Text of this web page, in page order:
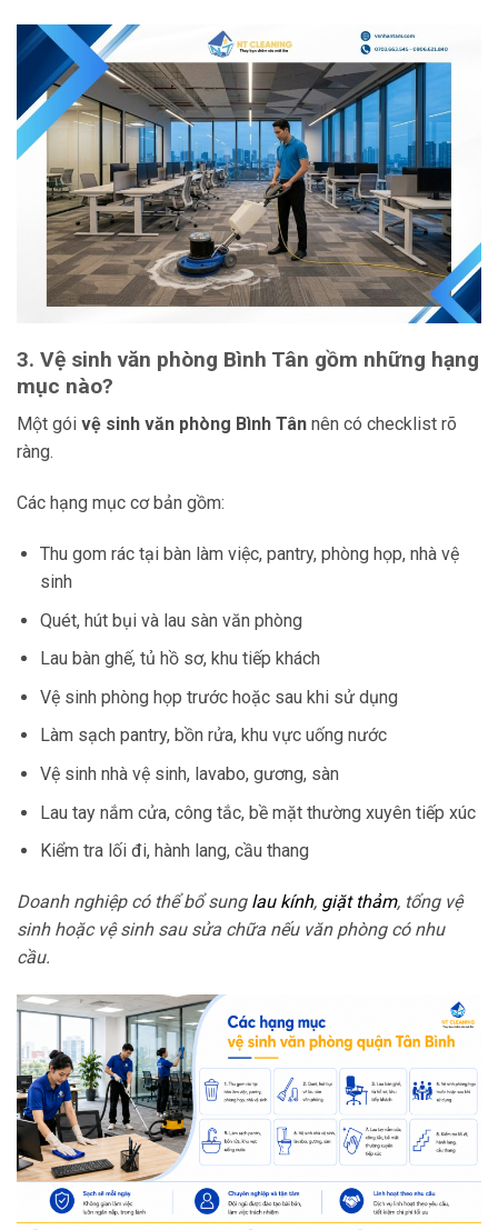
3. Vệ sinh văn phòng Bình Tân gồm những hạng
mục nào?
Một gói vệ sinh văn phòng Bình Tân nên có checklist rõ
ràng.
Các hạng mục cơ bản gồm:
Thu gom rác tại bàn làm việc, pantry, phòng họp, nhà vệ
sinh
Quét, hút bụi và lau sàn văn phòng
Lau bàn ghế, tủ hồ sơ, khu tiếp khách
Vệ sinh phòng họp trước hoặc sau khi sử dụng
Làm sạch pantry, bồn rửa, khu vực uống nước
Vệ sinh nhà vệ sinh, lavabo, gương, sàn
Lau tay nắm cửa, công tắc, bề mặt thường xuyên tiếp xúc
Kiểm tra lối đi, hành lang, cầu thang
Doanh nghiệp có thể bổ sung lau kính, giặt thảm, tổng vệ
sinh hoặc vệ sinh sau sửa chữa nếu văn phòng có nhu
cầu.